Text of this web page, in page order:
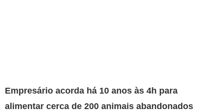
Empresário acorda há 10 anos às 4h para
alimentar cerca de 200 animais abandonados